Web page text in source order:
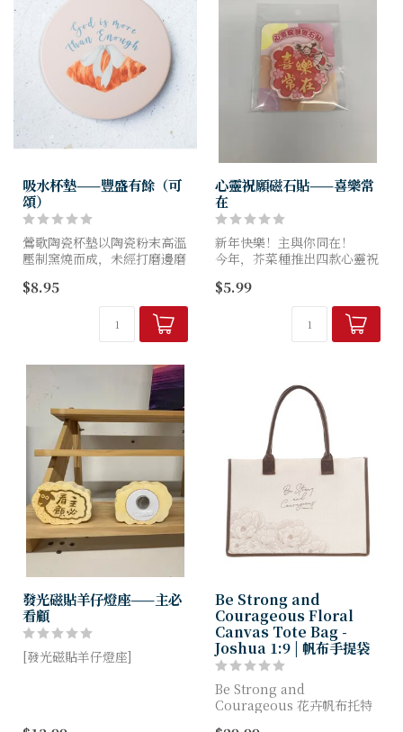
吸水杯墊——豐盛有餘（可
頌）
鶯歌陶瓷杯墊以陶瓷粉末高溫
壓制窯燒而成，未經打磨邊磨
瓷材料的吸水性。
l 尺寸 l 11x11cm
l 材質 l 以鶯歌陶瓷粉末高...
$8.95
心靈祝願磁石貼——喜樂常
在
新年快樂！主與你同在！
今年，芥菜種推出四款心靈祝
1. 喜樂常在 MNYKC001
2. 恩典滿溢 MNYKC004
$5.99
發光磁貼羊仔燈座——主必
看顧
[發光磁貼羊仔燈座]
Be Strong and
Courageous Floral
Canvas Tote Bag -
Joshua 1:9 | 帆布手提袋
Be Strong and
Courageous 花卉帆布托特